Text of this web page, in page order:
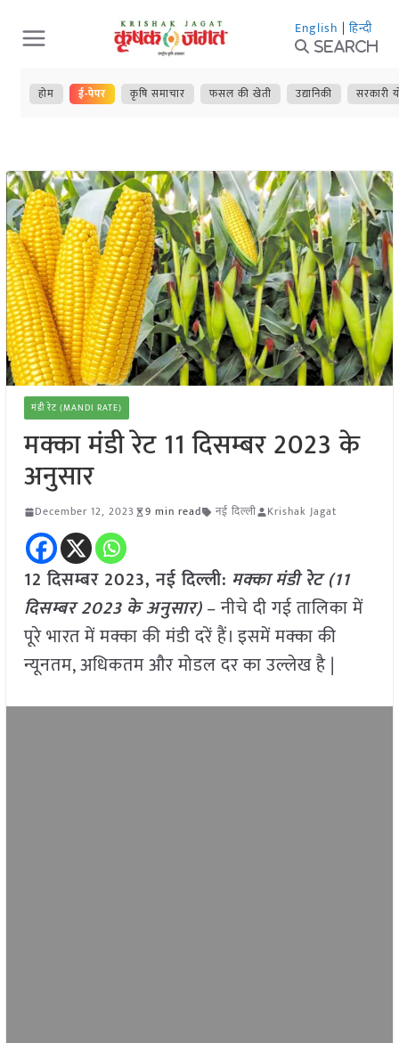
Skip
to
content
English | हिन्दी
Search
होम ई-पेपर कृषि समाचार फसल की खेती उद्यानिकी सरकारी
मंडी रेट (MANDI RATE)
मक्का मंडी रेट 11 दिसम्बर 2023 के
अनुसार
December 12, 2023 9 min read नई दिल्ली Krishak Jagat
12 दिसम्बर 2023, नई दिल्ली: मक्का मंडी रेट (11
दिसम्बर2023 के अनुसार)– नीचे दी गई तालिका में
पूरे भारत में मक्का की मंडी दरें हैं। इसमें मक्का की
न्यूनतम, अधिकतम और मोडल दर का उल्लेख है |